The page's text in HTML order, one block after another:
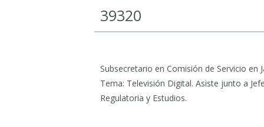
39320
Subsecretario en Comisión de Servicio en
Tema: Televisión Digital. Asiste junto a
Regulatoria y Estudios.